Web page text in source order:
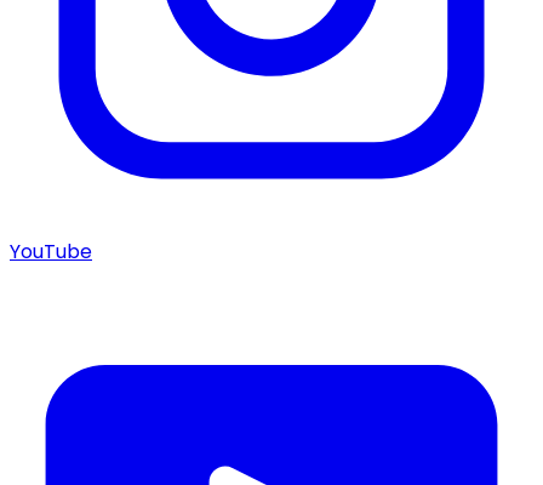
YouTube